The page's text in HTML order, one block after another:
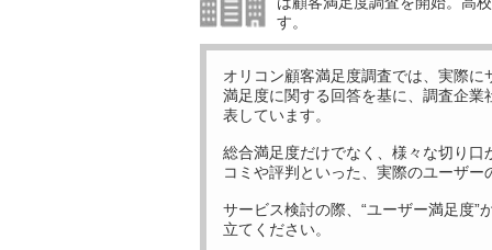
す。
オリコン顧客満足度調査では、実際に
満足度に関する回答を基に、調査企業
表しています。
総合満足度だけでなく、様々な切り口
コミや評判といった、実際のユーザー
サービス検討の際、“ユーザー満足度”
立てください。